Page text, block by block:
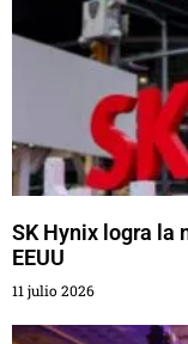
SK Hynix logra la
EEUU
11 julio 2026